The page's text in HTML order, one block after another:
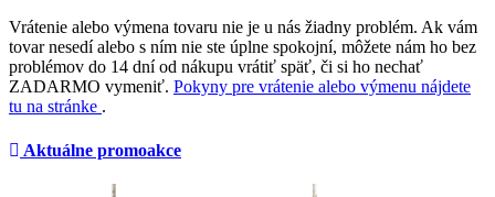
Vrátenie alebo výmena tovaru nie je u nás žiadny problém. Ak vám
tovar nesedí alebo s ním nie ste úplne spokojní, môžete nám ho bez
problémov do 14 dní od nákupu vrátiť späť, či si ho nechať
ZADARMO vymeniť. Pokyny pre vrátenie alebo výmenu nájdete
tu na stránke .
Aktuálne promoakce